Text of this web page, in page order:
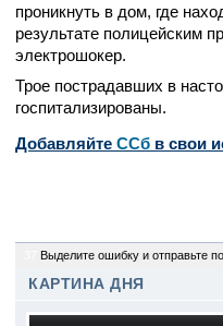
проникнуть в дом, где
результате полицейским
электрошокер.
Трое пострадавших в
госпитализированы.
Добавляйте CСб в свои
Выделите ошибку и отправьте по
КАРТИНА ДНЯ